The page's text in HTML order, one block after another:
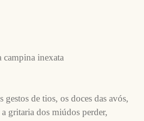
campina inexata
gestos de tios, os doces das avós,